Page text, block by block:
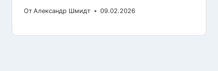
От Александр Шмидт 09.02.2026